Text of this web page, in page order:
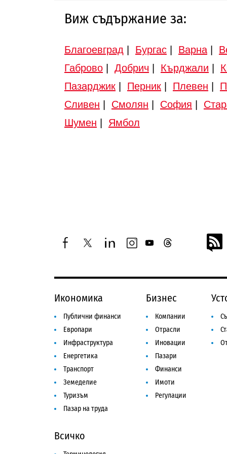
Виж съдържание за:
Благоевград Бургас Варна
Габрово
Добрич Кърджали
Пазарджик
Перник Плевен
Сливен
Смолян София
Шумен
Ямбол
facebooktwitterlinkedininstagram
youtubethreads
Икономика
Публични финанси
Европари
Инфраструктура
Енергетика
Транспорт
Земеделие
Туризъм
Пазар на труда
Бизнес
Компании
Отрасли
Иновации
Пазари
Финанси
Имоти
Регулации
Всичко